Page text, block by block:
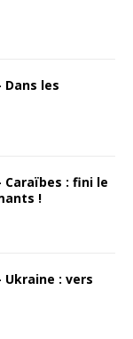
Dans les
Caraïbes : fini le
!
Ukraine : vers